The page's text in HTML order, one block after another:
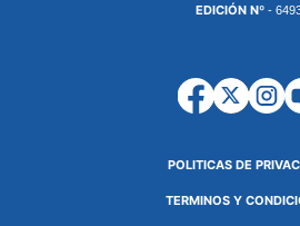
EDICIÓN Nº -
POLITICAS DE
TERMINOS Y